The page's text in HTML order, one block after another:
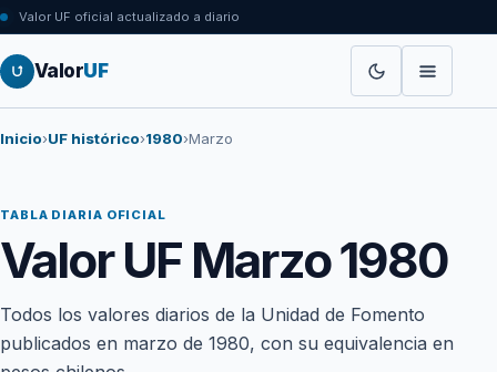
Valor UF oficial actualizado a diario
ValorUF
Inicio›UF histórico›1980›Marzo
TABLA DIARIA OFICIAL
Valor UF Marzo 1980
Todos los valores diarios de la Unidad de Fomento
publicados en marzo de 1980, con su equivalencia en